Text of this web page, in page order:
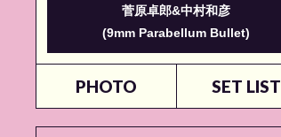
菅原卓郎&中村和彦
(9mm Parabellum Bullet)
PHOTO SET LIST